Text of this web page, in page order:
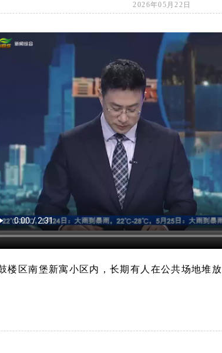
2026年05月22日
楼区南堡新寓小区内，长期有人在公共场地堆